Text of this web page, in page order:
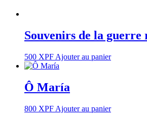
Souvenirs de la guerre
500 XPF Ajouter au panier
Ô María
800 XPF Ajouter au panier